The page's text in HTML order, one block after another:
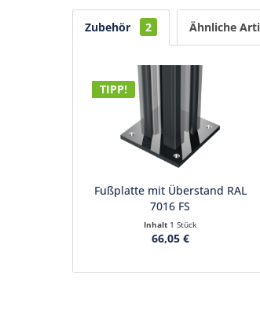
Zubehör 2 Ähnliche
TIPP!
Fußplatte mit Überstand RAL
7016 FS
Inhalt 1 Stück
66,05 €